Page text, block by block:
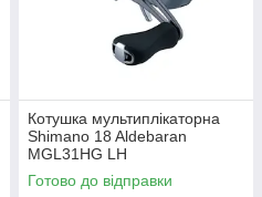
Котушка мультиплікаторна
Shimano 18 Aldebaran
MGL31HG LH
Готово до відправки